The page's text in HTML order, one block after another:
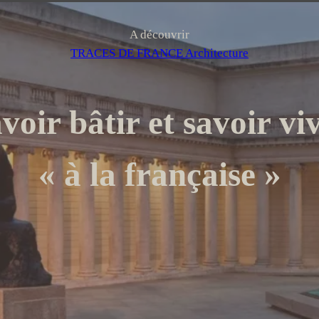
A découvrir
TRACES DE FRANCE Architecture
bâtir et savoir
« à la française »